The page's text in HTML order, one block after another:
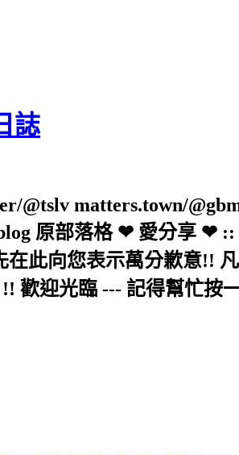
誌
@tslv matters.town/
原部落格 ❤ 愛分享 ❤
此向您表示萬分歉意!!
歡迎光臨 --- 記得幫忙按